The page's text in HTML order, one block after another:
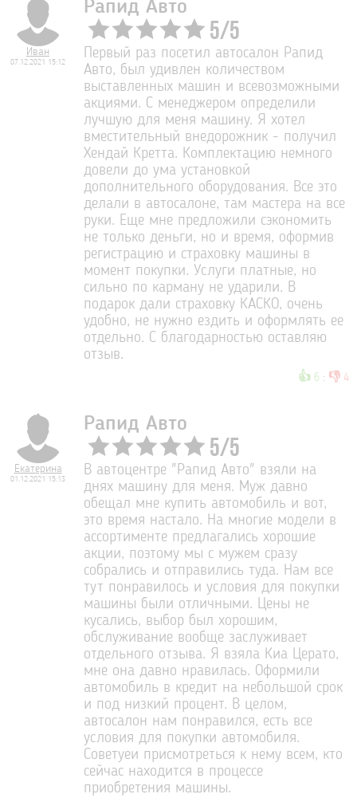
Иван
07.12.2021 15:12
Рапид Авто
5/5
Первый раз посетил автосалон Рапид
Авто, был удивлен количеством
выставленных машин и всевозможными
акциями. С менеджером определили
лучшую для меня машину. Я хотел
вместительный внедорожник - получил
Хендай Кретта. Комплектацию немного
довели до ума установкой
дополнительного оборудования. Все это
делали в автосалоне, там мастера на все
руки. Еще мне предложили сэкономить
не только деньги, но и время, оформив
регистрацию и страховку машины в
момент покупки. Услуги платные, но
сильно по карману не ударили. В
подарок дали страховку КАСКО, очень
удобно, не нужно ездить и оформлять ее
отдельно. С благодарностью оставляю
отзыв.
👍 6 : 👎 4
Екатерина
01.12.2021 15:13
Рапид Авто
5/5
В автоцентре "Рапид Авто" взяли на
днях машину для меня. Муж давно
обещал мне купить автомобиль и вот,
это время настало. На многие модели в
ассортименте предлагались хорошие
акции, поэтому мы с мужем сразу
собрались и отправились туда. Нам все
тут понравилось и условия для покупки
машины были отличными. Цены не
кусались, выбор был хорошим,
обслуживание вообще заслуживает
отдельного отзыва. Я взяла Киа Церато,
мне она давно нравилась. Оформили
автомобиль в кредит на небольшой срок
и под низкий процент. В целом,
автосалон нам понравился, есть все
условия для покупки автомобиля.
Советуеи присмотреться к нему всем, кто
сейчас находится в процессе
приобретения машины.